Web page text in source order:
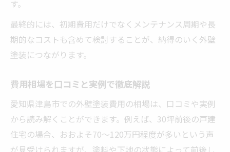
す。
最終的には、初期費用だけでなくメンテナンス周期や長
期的なコストも含めて検討することが、納得のいく外壁
塗装につながります。
費用相場を口コミと実例で徹底解説
愛知県津島市での外壁塗装費用の相場は、口コミや実例
から読み解くことができます。例えば、30坪前後の戸建
住宅の場合、おおよそ70～120万円程度が多いという声
が見受けられますが、塗料や下地の状態によって前後し